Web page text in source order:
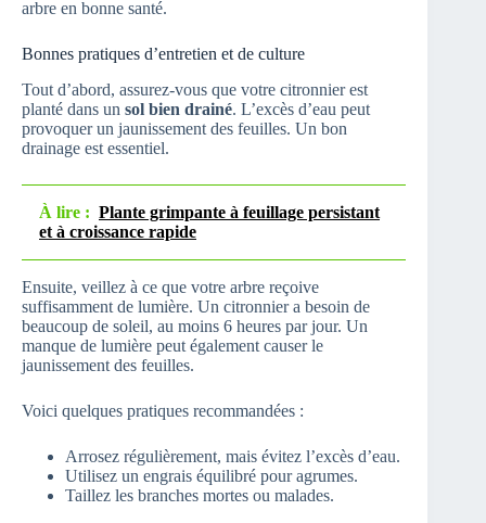
arbre en bonne santé.
Bonnes pratiques d’entretien et de culture
Tout d’abord, assurez-vous que votre citronnier est
planté dans un sol bien drainé. L’excès d’eau peut
provoquer un jaunissement des feuilles. Un bon
drainage est essentiel.
À lire : Plante grimpante à feuillage persistant
et à croissance rapide
Ensuite, veillez à ce que votre arbre reçoive
suffisamment de lumière. Un citronnier a besoin de
beaucoup de soleil, au moins 6 heures par jour. Un
manque de lumière peut également causer le
jaunissement des feuilles.
Voici quelques pratiques recommandées :
Arrosez régulièrement, mais évitez l’excès d’eau.
Utilisez un engrais équilibré pour agrumes.
Taillez les branches mortes ou malades.